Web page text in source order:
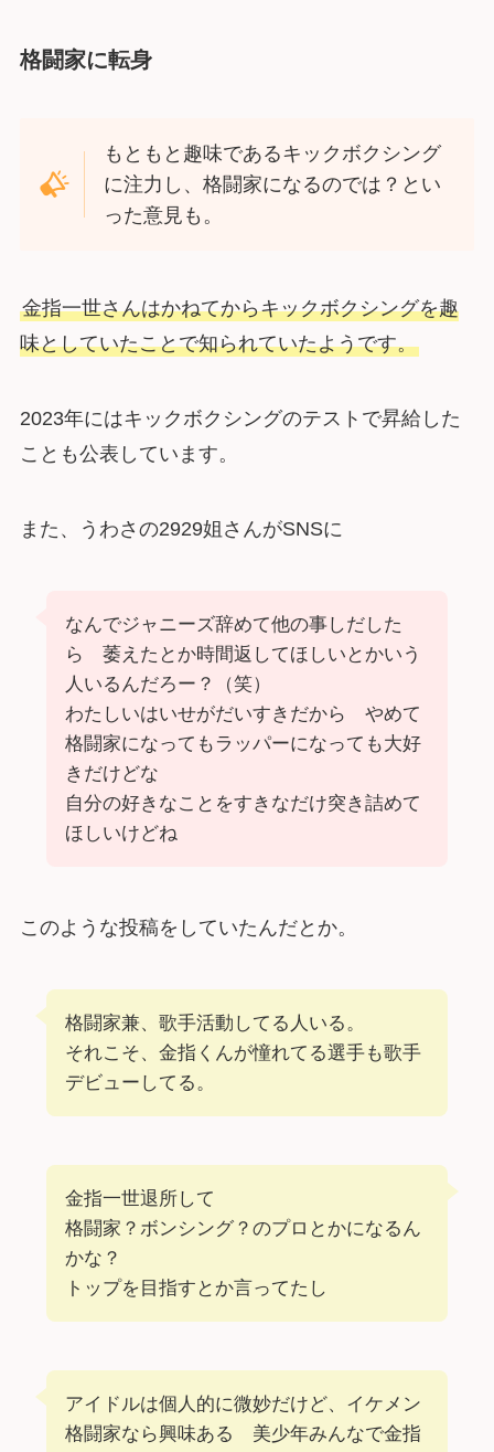
格闘家に転身
もともと趣味であるキックボクシング
に注力し、格闘家になるのでは？とい
った意見も。
金指一世さんはかねてからキックボクシングを趣
味としていたことで知られていたようです。
2023年にはキックボクシングのテストで昇給した
ことも公表しています。
また、うわさの2929姐さんがSNSに
なんでジャニーズ辞めて他の事しだした
ら 萎えたとか時間返してほしいとかいう
人いるんだろー？（笑）
わたしいはいせがだいすきだから やめて
格闘家になってもラッパーになっても大好
きだけどな
自分の好きなことをすきなだけ突き詰めて
ほしいけどね
このような投稿をしていたんだとか。
格闘家兼、歌手活動してる人いる。
それこそ、金指くんが憧れてる選手も歌手
デビューしてる。
金指一世退所して
格闘家？ボンシング？のプロとかになるん
かな？
トップを目指すとか言ってたし
アイドルは個人的に微妙だけど、イケメン
格闘家なら興味ある 美少年みんなで金指